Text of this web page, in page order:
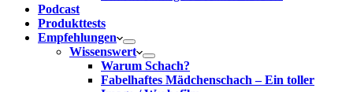
Podcast
Produkttests
Empfehlungen
Wissenswert
Warum Schach?
Fabelhaftes Mädchenschach – Ein toller